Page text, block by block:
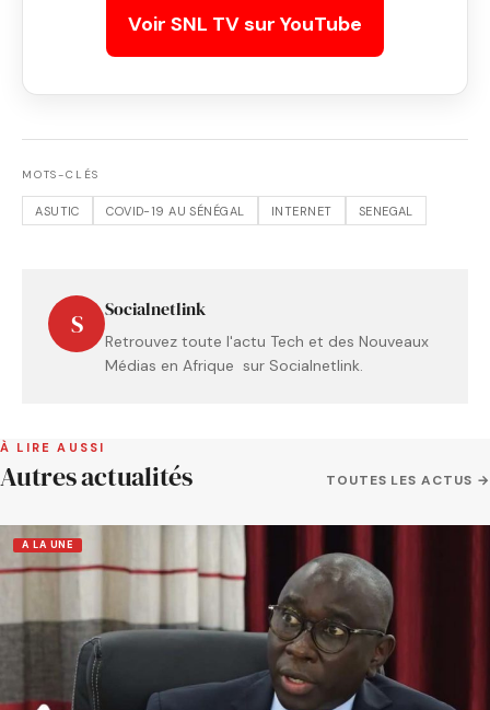
Voir SNL TV sur YouTube
MOTS-CLÉS
ASUTIC COVID-19 AU SÉNÉGAL INTERNET SENEGAL
S Socialnetlink
Retrouvez toute l'actu Tech et des Nouveaux
Médias en Afrique sur Socialnetlink.
À LIRE AUSSI
Autres actualités TOUTES LES ACTUS →
A LA UNE